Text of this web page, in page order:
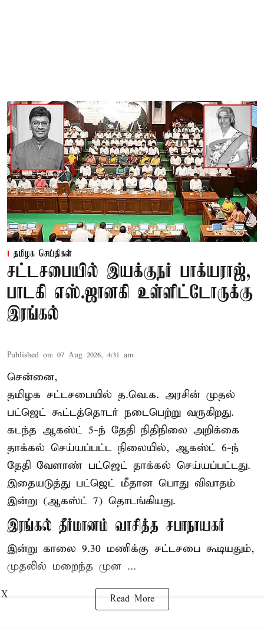
தமிழக செய்திகள்
சட்டசபையில் இயக்குநர் பாக்யராஜ்,
பாடகி எஸ்.ஜானகி உள்ளிட்டோருக்கு
இரங்கல்
Published on: 07 Aug 2026, 4:31 am
சென்னை,
தமிழக சட்டசபையில் த.வெ.க. அரசின் முதல்
பட்ஜெட் கூட்டத்தொடர் நடைபெற்று வருகிறது.
கடந்த ஆகஸ்ட் 5-ந் தேதி நிதிநிலை அறிக்கை
தாக்கல் செய்யப்பட்ட நிலையில், ஆகஸ்ட் 6-ந்
தேதி வேளாண் பட்ஜெட் தாக்கல் செய்யப்பட்டது.
இதையடுத்து பட்ஜெட் மீதான பொது விவாதம்
இன்று (ஆகஸ்ட் 7) தொடங்கியது.
இரங்கல் தீர்மானம் வாசித்த சபாநாயகர்
இன்று காலை 9.30 மணிக்கு சட்டசபை கூடியதும்,
முதலில் மறைந்த முன ...
Read More
X